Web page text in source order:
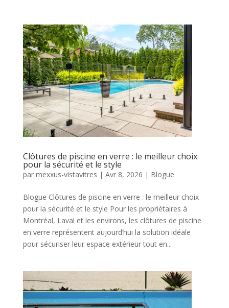
Clôtures de piscine en verre : le meilleur choix
pour la sécurité et le style
par mexxus-vistavitres | Avr 8, 2026 | Blogue
Blogue Clôtures de piscine en verre : le meilleur choix
pour la sécurité et le style Pour les propriétaires à
Montréal, Laval et les environs, les clôtures de piscine
en verre représentent aujourd’hui la solution idéale
pour sécuriser leur espace extérieur tout en...